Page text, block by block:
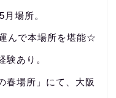
場所。
んで本場所を堪能☆
験あり。
春場所」にて、大阪